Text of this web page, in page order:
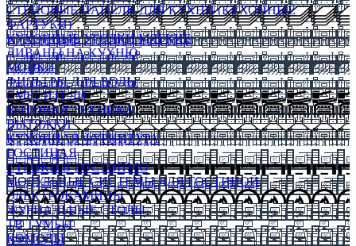
СТЕНОВЫЕ ПАНЕЛИ ДЛЯ КУХНИ (КУХОННЫЕ
ФАРТУКИ)
КУХОННЫЕ УГОЛКИ МЯГКИЕ
ДИВАНЫ НА КУХНЮ
МОЙКИ
ФИЛЬТРЫ ДЛЯ ВОДЫ
СМЕСИТЕЛИ
БЫТОВАЯ ТЕХНИКА
ВЫТЯЖКИ
КУХОННАЯ ФУРНИТУРА
ГОСТИНАЯ
СТЕНКИ В ГОСТИНУЮ
МОДУЛЬНЫЕ СИСТЕМЫ ДЛЯ ГОСТИНОЙ
ЭЛЕКТРОКАМИНЫ
ЖУРНАЛЬНЫЕ СТОЛЫ
ТВ ТУМБЫ
КОМОДЫ